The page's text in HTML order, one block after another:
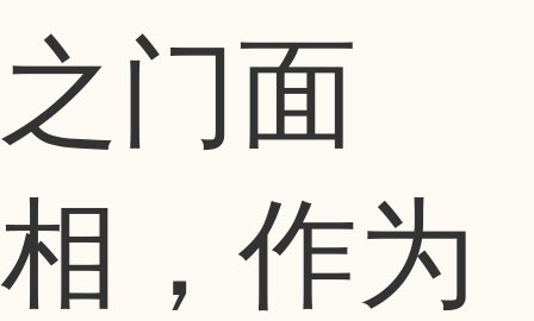
之门面
相，作为